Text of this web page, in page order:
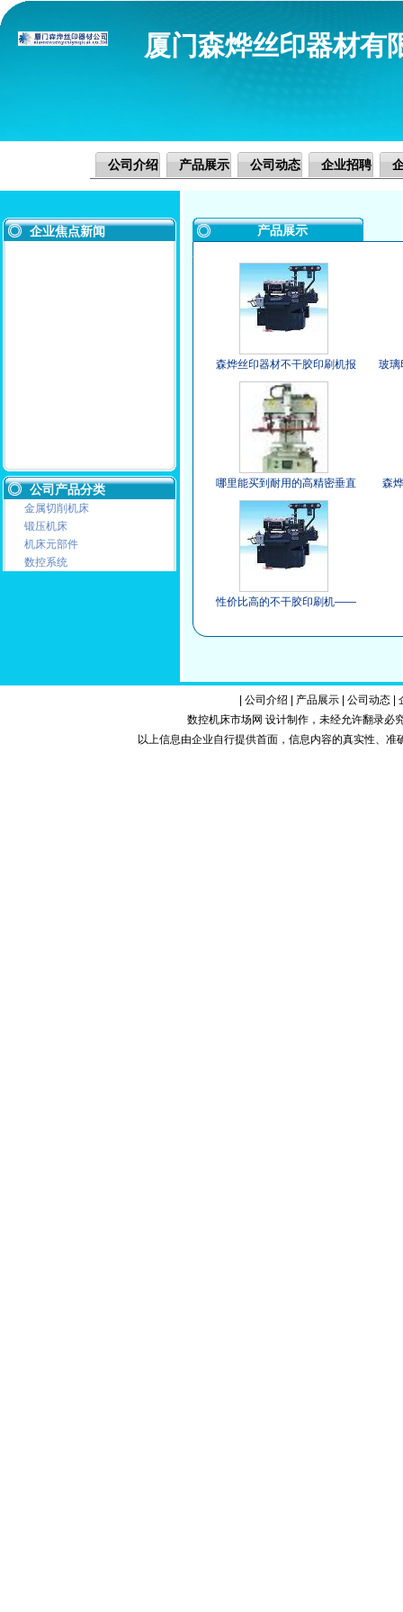
厦门森烨丝印器材有
公司介绍 产品展示 公司动态 企业招聘
企业焦点新闻
公司产品分类
金属切削机床
锻压机床
机床元部件
数控系统
产品展示
森烨丝印器材不干胶印刷机报
价，不干胶印刷机低价出售
玻璃
哪里能买到耐用的高精密垂直
丝印机|厂家供应亚克力丝印
森
性价比高的不干胶印刷机——
公司介绍 产品展示| 公司动态|
数控机床市场网 设计制作，未经允许翻录必
以上信息由企业自行提供首面，信息内容的真实性、